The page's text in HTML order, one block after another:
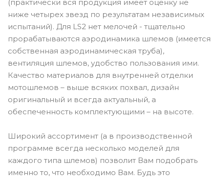
(практически вся продукция имеет оценку не
ниже четырех звезд по результатам независимых
испытаний). Для LS2 нет мелочей - тщательно
прорабатываются аэродинамика шлемов (имеется
собственная аэродинамическая труба),
вентиляция шлемов, удобство пользования ими.
Качество материалов для внутренней отделки
мотошлемов – выше всяких похвал, дизайн
оригинальный и всегда актуальный, а
обеспеченность комплектующими – на высоте.
Широкий ассортимент (а в производственной
программе всегда несколько моделей для
каждого типа шлемов) позволит Вам подобрать
именно то, что необходимо Вам. Будь это